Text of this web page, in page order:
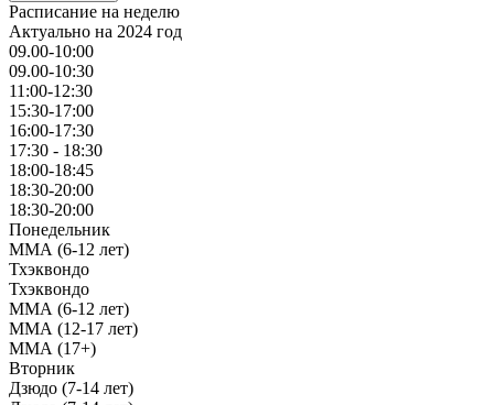
Расписание на неделю
Актуально на 2024 год
09.00-10:00
09.00-10:30
11:00-12:30
15:30-17:00
16:00-17:30
17:30 - 18:30
18:00-18:45
18:30-20:00
18:30-20:00
Понедельник
ММА (6-12 лет)
Тхэквондо
Тхэквондо
ММА (6-12 лет)
ММА (12-17 лет)
ММА (17+)
Вторник
Дзюдо (7-14 лет)